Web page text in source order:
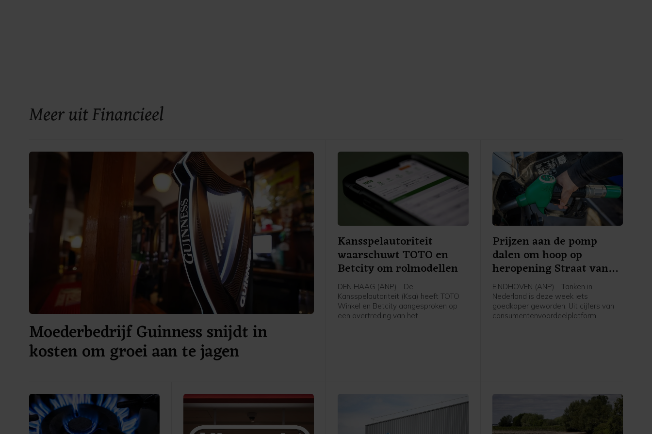
Meer uit Financieel
Moederbedrijf Guinness snijdt in
kosten om groei aan te jagen
Kansspelautoriteit
waarschuwt TOTO en
Betcity om rolmodellen
DEN HAAG (ANP) - De
Kansspelautoriteit (Ksa) heeft TOTO
Winkel en Betcity aangesproken op
een overtreding van het
Prijzen aan de pomp
dalen om hoop op
heropening Straat van
Hormuz
EINDHOVEN (ANP) - Tanken in
Nederland is deze week iets
goedkoper geworden. Uit cijfers van
consumentenvoordeelplatform